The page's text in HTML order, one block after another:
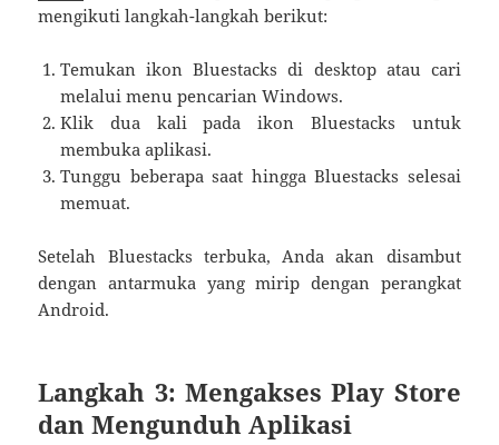
mengikuti langkah-langkah berikut:
Temukan ikon Bluestacks di desktop atau cari
melalui menu pencarian Windows.
Klik dua kali pada ikon Bluestacks untuk
membuka aplikasi.
Tunggu beberapa saat hingga Bluestacks selesai
memuat.
Setelah Bluestacks terbuka, Anda akan disambut
dengan antarmuka yang mirip dengan perangkat
Android.
Langkah 3: Mengakses Play Store
dan Mengunduh Aplikasi